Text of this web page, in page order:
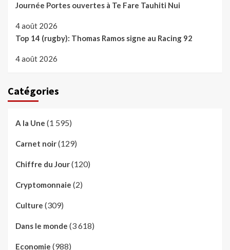
Journée Portes ouvertes à Te Fare Tauhiti Nui
4 août 2026
Top 14 (rugby): Thomas Ramos signe au Racing 92
4 août 2026
Catégories
A la Une (1 595)
Carnet noir(129)
Chiffre du Jour(120)
Cryptomonnaie (2)
Culture (309)
Dans le monde (3 618)
Economie (988)